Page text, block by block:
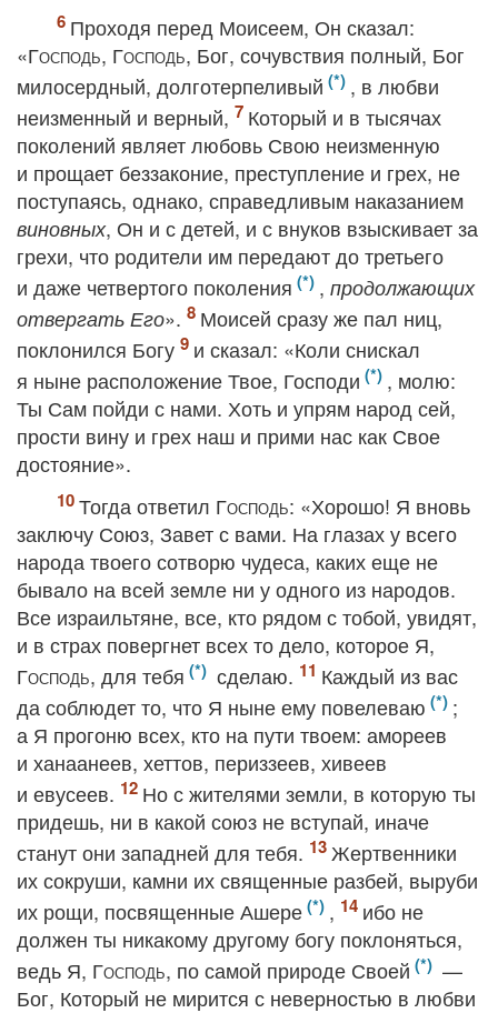
Проходя перед Моисеем, Он сказал:
«Господь, Господь, Бог, сочувствия полный, Бог
милосердный, долготерпеливый
, в любви
неизменный и верный,
Который и в тысячах
поколений являет любовь Свою неизменную
и прощает беззаконие, преступление и грех, не
поступаясь, однако, справедливым наказанием
виновных, Он и с детей, и с внуков взыскивает за
грехи, что родители им передают до третьего
и даже четвертого поколения
, продолжающих
отвергать Его».
Моисей сразу же пал ниц,
поклонился Богу
и сказал: «Коли снискал
я ныне расположение Твое, Господи
, молю:
Ты Сам пойди с нами. Хоть и упрям народ сей,
прости вину и грех наш и прими нас как Свое
достояние».
Тогда ответил Господь: «Хорошо! Я вновь
заключу Союз, Завет с вами. На глазах у всего
народа твоего сотворю чудеса, каких еще не
бывало на всей земле ни у одного из народов.
Все израильтяне, все, кто рядом с тобой, увидят,
и в страх повергнет всех то дело, которое Я,
Господь, для тебя сделаю.
Каждый из вас
да соблюдет то, что Я ныне ему повелеваю
;
а Я прогоню всех, кто на пути твоем: амореев
и ханаанеев, хеттов, периззеев, хивеев
и евусеев.
Но с жителями земли, в которую ты
придешь, ни в какой союз не вступай, иначе
станут они западней для тебя.
Жертвенники
их сокруши, камни их священные разбей, выруби
их рощи, посвященные Ашере
,
ибо не
должен ты никакому другому богу поклоняться,
ведь Я, Господь, по самой природе Своей
—
Бог, Который не мирится с неверностью в любви